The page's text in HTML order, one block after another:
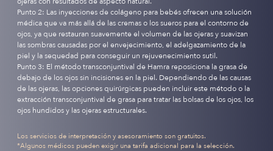
Punto 2: Las inyecciones de colágeno para bebés ofrecen una solución
médica que va más allá de las cremas o los sueros para el contorno de
ojos, ya que restauran suavemente el volumen de las ojeras y suavizan
las sombras causadas por el envejecimiento, el adelgazamiento de la
piel y la sequedad para conseguir un rejuvenecimiento sutil.
Punto 3: El método transconjuntival de Hamra reposiciona la grasa de
debajo de los ojos sin incisiones en la piel. Dependiendo de las causas
de las ojeras, las opciones quirúrgicas pueden incluir este método o la
extracción transconjuntival de grasa para tratar las bolsas de los ojos, los
ojos hundidos y las ojeras estructurales.
Los servicios de interpretación y asesoramiento son gratuitos.
*Algunos médicos pueden exigir una tarifa adicional para la selección.